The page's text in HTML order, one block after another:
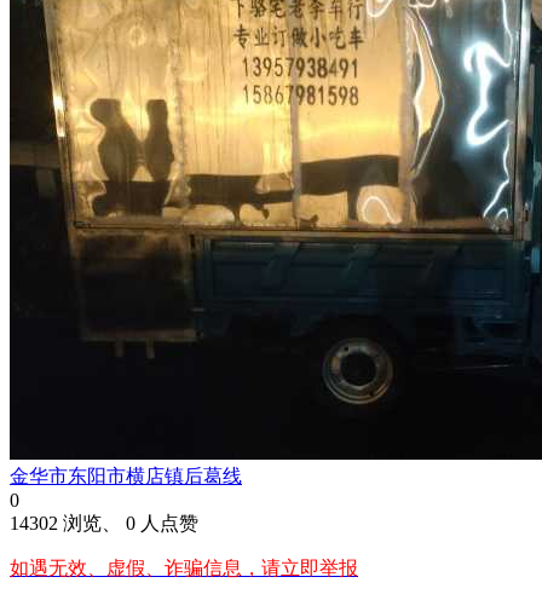
金华市东阳市横店镇后葛线
0
14302 浏览、 0 人点赞
如遇无效、虚假、诈骗信息，请立即举报